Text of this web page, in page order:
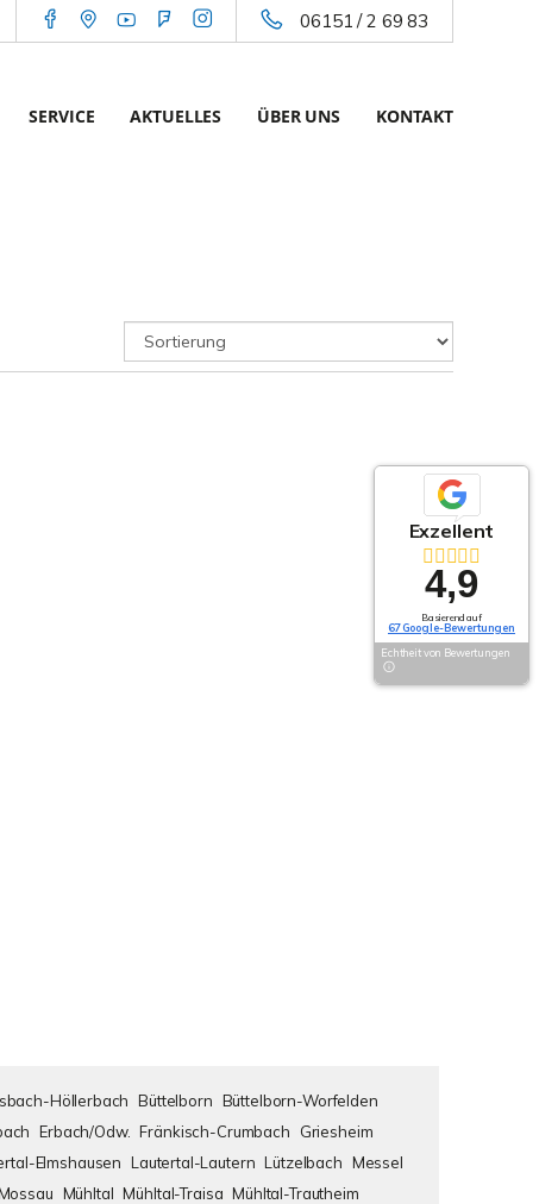
06151 / 2 69 83
SERVICE AKTUELLES ÜBER UNS KONTAKT
Höllerbach Büttelborn Büttelborn-Worfelden
Erbach/Odw. Fränkisch-Crumbach
Griesheim
Elmshausen Lautertal-Lautern Lützelbach Messel
Mühltal Mühltal-Traisa Mühltal-Trautheim
Exzellent
4,9
Basierend auf
67 Google-Bewertungen
Echtheit von Bewertungen